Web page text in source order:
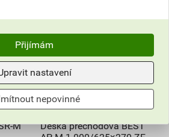
M
Deska přechodová BEST
Přijímám
nastavení
nepovinné